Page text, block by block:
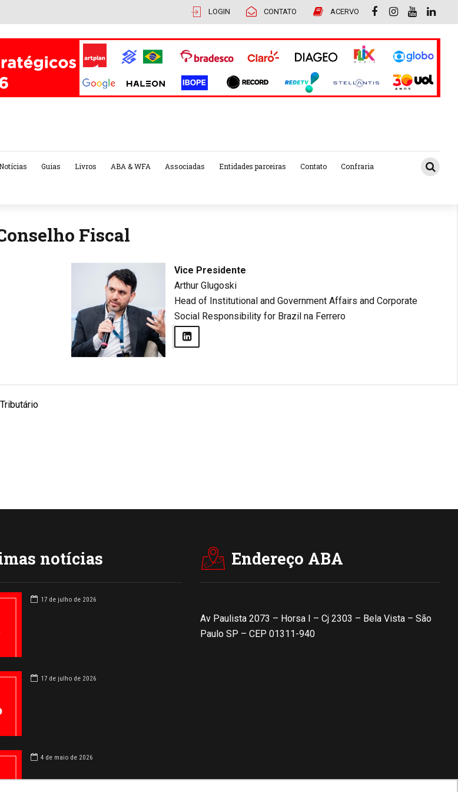
LOGIN CONTATO ACERVO
Notícias Guias Livros ABA & WFA Associadas Entidades parceiras Contato Confraria
Fiscal
Vice Presidente
Arthur Glugoski
Head of Institutional and Government Affairs and Corporate
Social Responsibility for Brazil na Ferrero
notícias
17 de julho de 2026
17 de julho de 2026
4 de maio de 2026
Endereço ABA
Av Paulista 2073 – Horsa I – Cj 2303 – Bela Vista – São
Paulo SP – CEP 01311-940